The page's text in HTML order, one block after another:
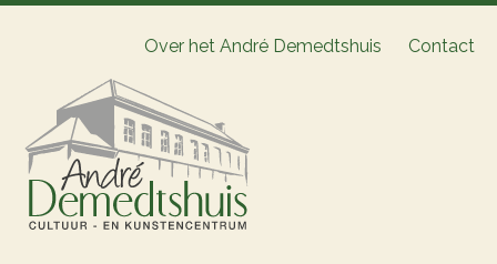
Over het André Demedtshuis Contact